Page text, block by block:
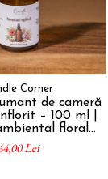
Corner
de cameră
– 100 ml |
floral
Lei